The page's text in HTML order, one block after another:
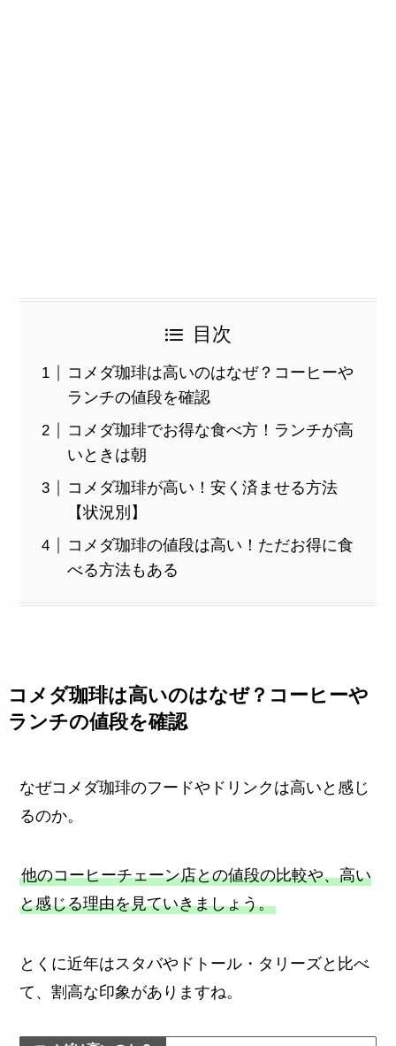
目次
コメダ珈琲は高いのはなぜ？コーヒーや
ランチの値段を確認
コメダ珈琲でお得な食べ方！ランチが高
いときは朝
コメダ珈琲が高い！安く済ませる方法
【状況別】
コメダ珈琲の値段は高い！ただお得に食
べる方法もある
コメダ珈琲は高いのはなぜ？コーヒーや
ランチの値段を確認
なぜコメダ珈琲のフードやドリンクは高いと感じ
るのか。
他のコーヒーチェーン店との値段の比較や、高い
と感じる理由を見ていきましょう。
とくに近年はスタバやドトール・タリーズと比べ
て、割高な印象がありますね。